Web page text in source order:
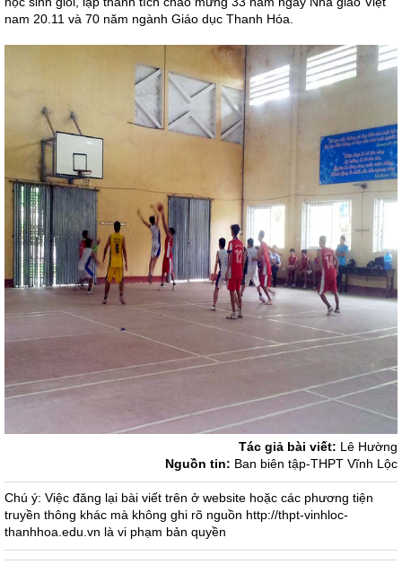
nam 20.11 và 70 năm ngành Giáo dục Thanh Hóa.
Tác giả bài viết: Lê Hường
Nguồn tin: Ban biên tập-THPT Vĩnh Lộc
Chú ý: Việc đăng lại bài viết trên ở website hoặc các phương tiện
truyền thông khác mà không ghi rõ nguồn http://thpt-vinhloc-
thanhhoa.edu.vn là vi phạm bản quyền